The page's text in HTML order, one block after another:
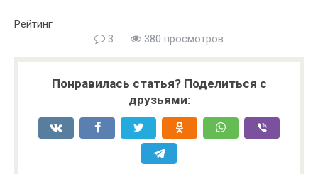
Рейтинг
3
380 просмотров
Понравилась статья? Поделиться с
друзьями: